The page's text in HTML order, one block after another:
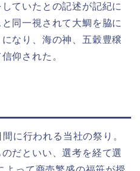
ていたとの記述が記紀に
同一視されて大鯛を脇に
なり、海の神、五穀豊穣
仰された。
に行われる当社の祭り。
だといい、選考を経て選